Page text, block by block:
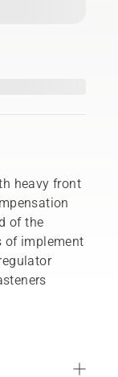
heavy front
of the
of implement